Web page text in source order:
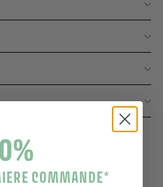
COMMANDE*